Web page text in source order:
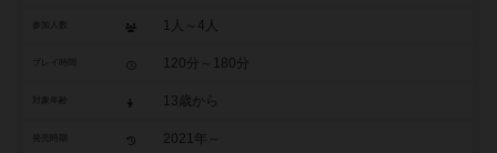
参加人数 1人～4人
120分～180分
13歳から
2021年～